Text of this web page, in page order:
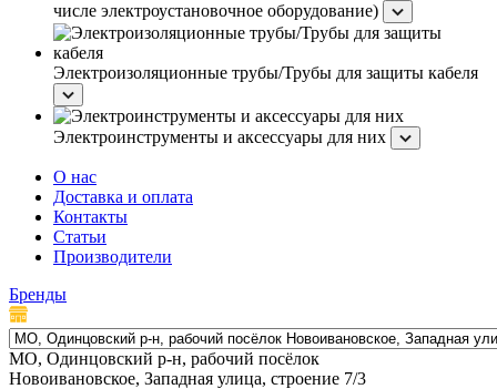
числе электроустановочное оборудование)
Электроизоляционные трубы/Трубы для защиты кабеля
Электроинструменты и аксессуары для них
О нас
Доставка и оплата
Контакты
Статьи
Производители
Бренды
МО, Одинцовский р-н, рабочий посёлок
Новоивановское, Западная улица, строение 7/3